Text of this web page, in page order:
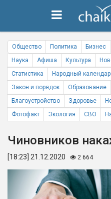
Общество Политика Бизнес
Наука
Афиша Культура
Статистика
Народный
Закон и порядок
Образование
Благоустройство
Здоровье
Фотофакт
Экология СВО
Чиновников
[18:23] 21.12.2020 2 664